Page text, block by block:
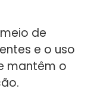
de
e o uso
mantêm o